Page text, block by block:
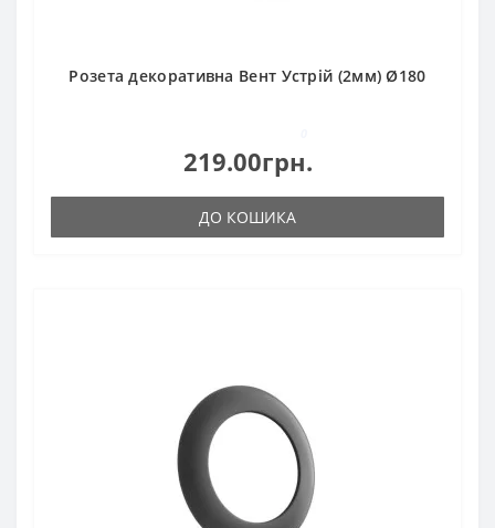
Розета декоративна Вент Устрій (2мм) Ø180
219.00грн.
ДО КОШИКА